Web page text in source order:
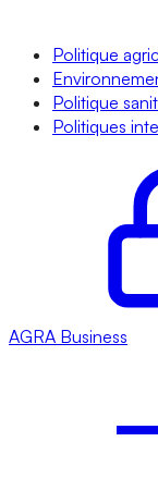
Politique
Politique
Politiques
AGRA Business